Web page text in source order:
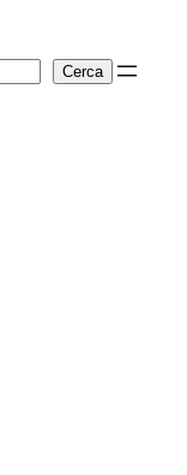
Cerca